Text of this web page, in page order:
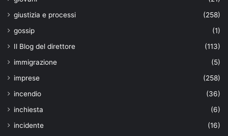
giustizia e processi
(258)
gossip
(1)
Il Blog del direttore
(113)
immigrazione
(5)
imprese
(258)
incendio
(36)
inchiesta
(6)
incidente
(16)